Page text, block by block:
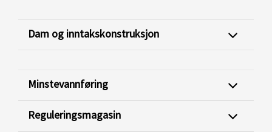
Dam og inntakskonstruksjon
Minstevannføring
Reguleringsmagasin